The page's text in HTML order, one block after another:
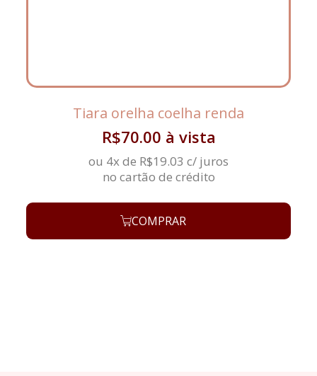
Tiara orelha coelha renda
R$70.00 à vista
ou 4x de R$19.03 c/ juros
no cartão de crédito
COMPRAR